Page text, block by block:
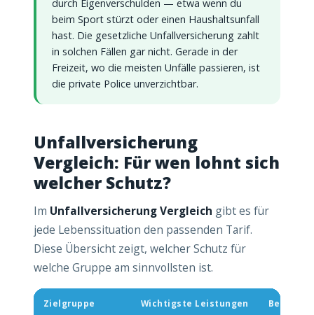
durch Eigenverschulden — etwa wenn du
beim Sport stürzt oder einen Haushaltsunfall
hast. Die gesetzliche Unfallversicherung zahlt
in solchen Fällen gar nicht. Gerade in der
Freizeit, wo die meisten Unfälle passieren, ist
die private Police unverzichtbar.
Unfallversicherung
Vergleich: Für wen lohnt sich
welcher Schutz?
Im Unfallversicherung Vergleich gibt es für
jede Lebenssituation den passenden Tarif.
Diese Übersicht zeigt, welcher Schutz für
welche Gruppe am sinnvollsten ist.
Zielgruppe Wichtigste Leistungen